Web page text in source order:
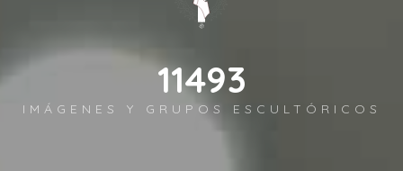
12450
IMÁGENES Y GRUPOS ESCULTÓRICOS